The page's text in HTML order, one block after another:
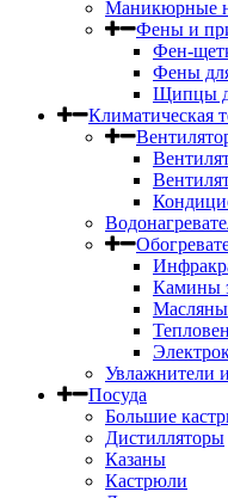
Маникюрные
Фены и
Фен-
Фены
Щипцы
Климатическая
Камины
Увлажнители
Посуда
Большие
Дистилляторы
Казаны
Кастрюли